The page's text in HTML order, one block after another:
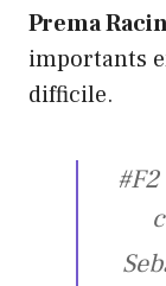
Prema
importants
difficile.